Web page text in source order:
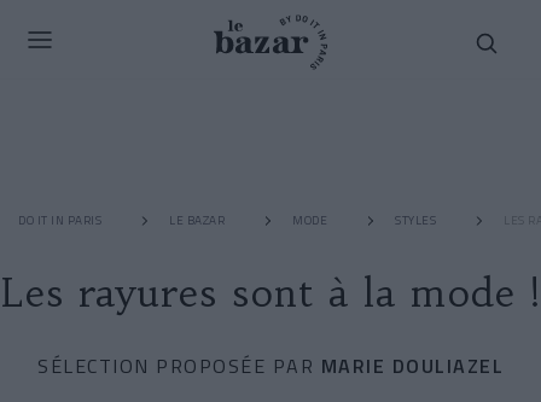
DO IT IN PARIS LE BAZAR MODE STYLES
Les rayures sont à la mode !
SÉLECTION PROPOSÉE PAR MARIE DOULIAZEL